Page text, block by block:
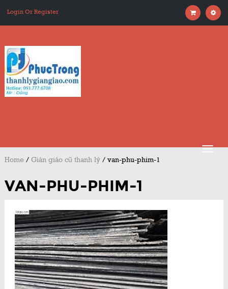
Login Or Register
Home / Giàn giáo cũ thanh lý / van-phu-phim-1
VAN-PHU-PHIM-1